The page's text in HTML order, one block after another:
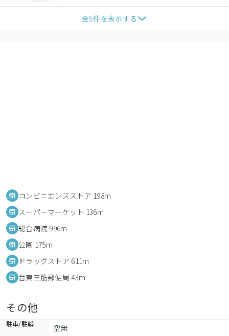
全5件を表示する
コンビニエンスストア 198m
スーパーマーケット 136m
総合病院 996m
公園 175m
ドラッグストア 611m
台東三筋郵便局 43m
その他
駐車/駐輪 空無